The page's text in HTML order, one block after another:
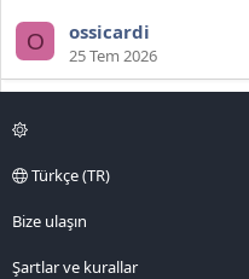
O ossicardi
25 Tem 2026
Türkçe (TR)
Bize ulaşın
Şartlar ve kurallar